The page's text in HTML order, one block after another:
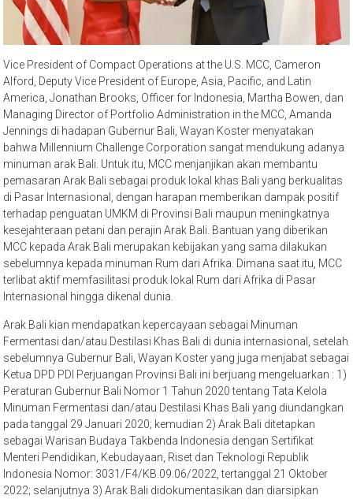
Vice President of Compact Operations at the U.S. MCC, Cameron
Alford, Deputy Vice President of Europe, Asia, Pacific, and Latin
America, Jonathan Brooks, Officer for Indonesia, Martha Bowen, dan
Managing Director of Portfolio Administration in the MCC, Amanda
Jennings di hadapan Gubernur Bali, Wayan Koster menyatakan
bahwa Millennium Challenge Corporation sangat mendukung adanya
minuman arak Bali. Untuk itu, MCC menjanjikan akan membantu
pemasaran Arak Bali sebagai produk lokal khas Bali yang berkualitas
di Pasar Internasional, dengan harapan memberikan dampak positif
terhadap penguatan UMKM di Provinsi Bali maupun meningkatnya
kesejahteraan petani dan perajin Arak Bali. Bantuan yang diberikan
MCC kepada Arak Bali merupakan kebijakan yang sama dilakukan
sebelumnya kepada minuman Rum dari Afrika. Dimana saat itu, MCC
terlibat aktif memfasilitasi produk lokal Rum dari Afrika di Pasar
Internasional hingga dikenal dunia.
Arak Bali kian mendapatkan kepercayaan sebagai Minuman
Fermentasi dan/atau Destilasi Khas Bali di dunia internasional, setelah
sebelumnya Gubernur Bali, Wayan Koster yang juga menjabat sebagai
Ketua DPD PDI Perjuangan Provinsi Bali ini berjuang mengeluarkan : 1)
Peraturan Gubernur Bali Nomor 1 Tahun 2020 tentang Tata Kelola
Minuman Fermentasi dan/atau Destilasi Khas Bali yang diundangkan
pada tanggal 29 Januari 2020; kemudian 2) Arak Bali ditetapkan
sebagai Warisan Budaya Takbenda Indonesia dengan Sertifikat
Menteri Pendidikan, Kebudayaan, Riset dan Teknologi Republik
Indonesia Nomor: 3031/F4/KB.09.06/2022, tertanggal 21 Oktober
2022; selanjutnya 3) Arak Bali didokumentasikan dan diarsipkan